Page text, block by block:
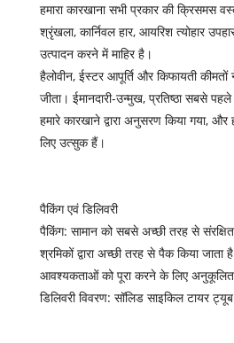
हमारा कारखाना सभी प्रकार की क्रिसमस
श्रृंखला, कार्निवल हार, आयरिश त्योहार
उत्पादन करने में माहिर है।
हैलोवीन, ईस्टर आपूर्ति और किफायती कीमतों
जीता। ईमानदारी-उन्मुख, प्रतिष्ठा सबसे
हमारे कारखाने द्वारा अनुसरण किया गया,
लिए उत्सुक हैं।
पैकिंग एवं डिलिवरी
पैकिंग: सामान को सबसे अच्छी तरह से
श्रमिकों द्वारा अच्छी तरह से पैक किया जाता
आवश्यकताओं को पूरा करने के लिए
डिलिवरी विवरण: सॉलिड साइकिल टायर